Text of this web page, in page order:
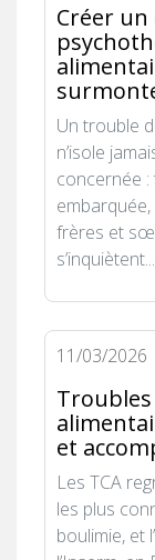
Créer un
Un trouble
n’isole
concernée
frères et
s’inquiètent...
11/03/2026
et
Les TCA
les plus
boulimie, et